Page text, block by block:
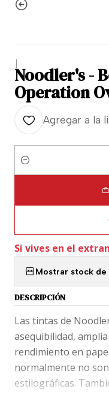
|
Noodler's -
Operation
Agregar a la
Cantidad
Si vives en el
Mostrar stock de
DESCRIPCIÓN
Las tintas de
asequibilidad,
rendimiento en
normalmente no
estilográficas.